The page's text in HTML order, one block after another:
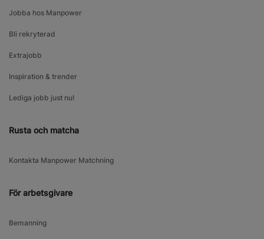
Jobba hos Manpower
Bli rekryterad
Extrajobb
Inspiration & trender
Lediga jobb just nu!
Rusta och matcha
Kontakta Manpower Matchning
För arbetsgivare
Bemanning